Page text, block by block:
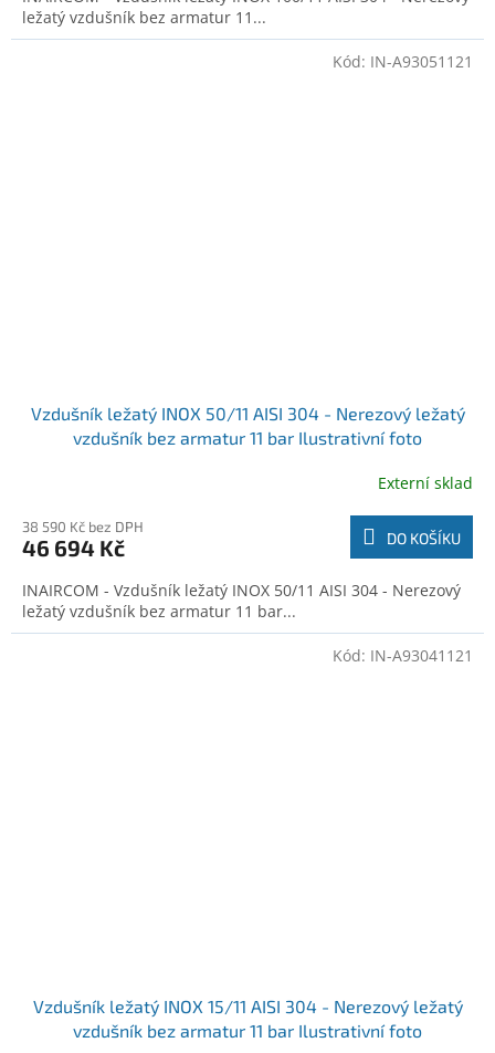
ležatý vzdušník bez armatur 11...
Vzdušník ležatý INOX 50/11 AISI 304 - Nerezový ležatý
vzdušník bez armatur 11 bar Ilustrativní foto
Externí sklad
38 590 Kč bez DPH
46 694 Kč DO KOŠÍKU
INAIRCOM - Vzdušník ležatý INOX 50/11 AISI 304 - Nerezový
ležatý vzdušník bez armatur 11 bar...
Kód: IN-A93051121
Vzdušník ležatý INOX 15/11 AISI 304 - Nerezový ležatý
vzdušník bez armatur 11 bar Ilustrativní foto
Kód: IN-A93041121